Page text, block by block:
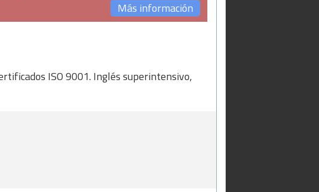
Más información
ISO 9001. Inglés superintensivo,